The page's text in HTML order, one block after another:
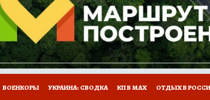
НОВОЕ НА САЙТЕ ОБЪЯВЛЕНИЯ
ВОЕНКОРЫ УКРАИНА: СВОДКА КП В МАХ ОТДЫХ В